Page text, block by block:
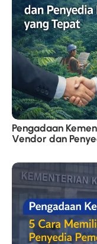
Pengadaan
Vendor dan